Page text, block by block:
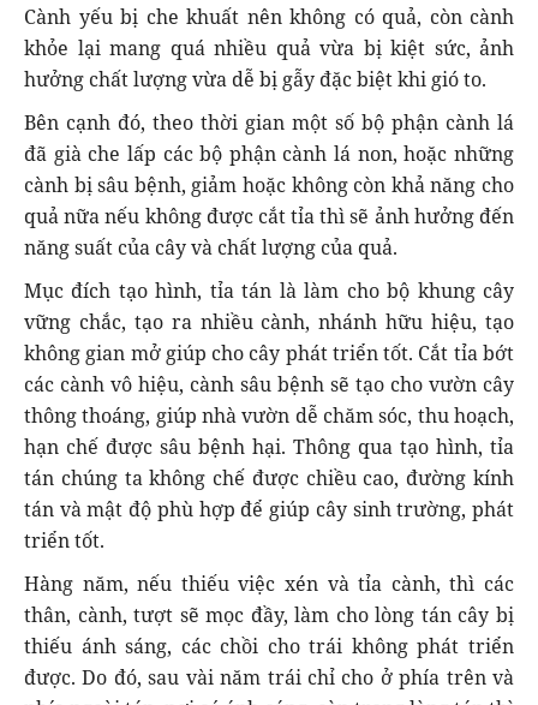
Cành yếu bị che khuất nên không có quả, còn cành
khỏe lại mang quá nhiều quả vừa bị kiệt sức, ảnh
hưởng chất lượng vừa dễ bị gẫy đặc biệt khi gió to.
Bên cạnh đó, theo thời gian một số bộ phận cành lá
đã già che lấp các bộ phận cành lá non, hoặc những
cành bị sâu bệnh, giảm hoặc không còn khả năng cho
quả nữa nếu không được cắt tỉa thì sẽ ảnh hưởng đến
năng suất của cây và chất lượng của quả.
Mục đích tạo hình, tỉa tán là làm cho bộ khung cây
vững chắc, tạo ra nhiều cành, nhánh hữu hiệu, tạo
không gian mở giúp cho cây phát triển tốt. Cắt tỉa bớt
các cành vô hiệu, cành sâu bệnh sẽ tạo cho vườn cây
thông thoáng, giúp nhà vườn dễ chăm sóc, thu hoạch,
hạn chế được sâu bệnh hại. Thông qua tạo hình, tỉa
tán chúng ta không chế được chiều cao, đường kính
tán và mật độ phù hợp để giúp cây sinh trường, phát
triển tốt.
Hàng năm, nếu thiếu việc xén và tỉa cành, thì các
thân, cành, tượt sẽ mọc đầy, làm cho lòng tán cây bị
thiếu ánh sáng, các chồi cho trái không phát triển
được. Do đó, sau vài năm trái chỉ cho ở phía trên và